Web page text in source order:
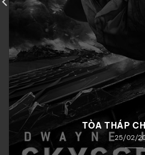
TÒA THÁP
25/02/